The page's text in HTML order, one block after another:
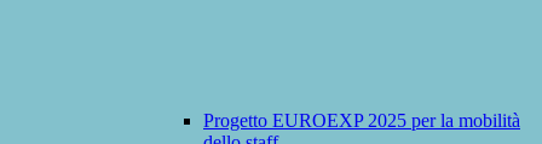
Progetto EUROEXP 2025 per la mobilità